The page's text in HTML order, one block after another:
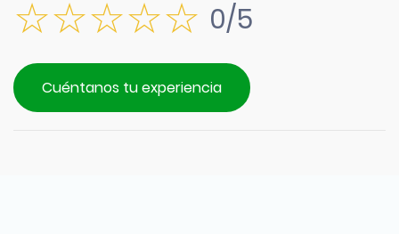
0/5
Cuéntanos tu experiencia